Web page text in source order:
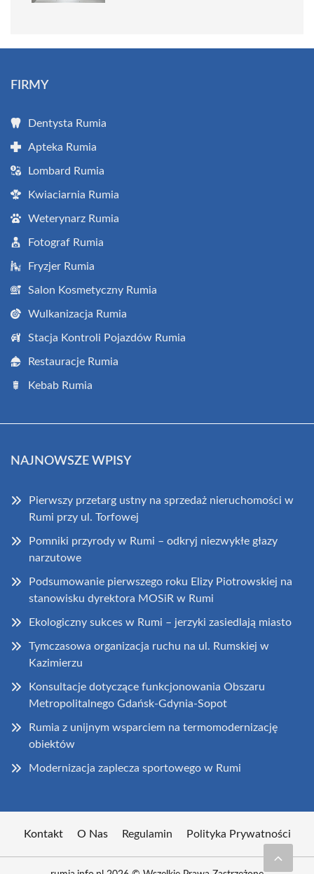
FIRMY
Dentysta Rumia
Apteka Rumia
Lombard Rumia
Kwiaciarnia Rumia
Weterynarz Rumia
Fotograf Rumia
Fryzjer Rumia
Salon Kosmetyczny Rumia
Wulkanizacja Rumia
Stacja Kontroli Pojazdów Rumia
Restauracje Rumia
Kebab Rumia
NAJNOWSZE WPISY
Pierwszy przetarg ustny na sprzedaż nieruchomości w
Rumi przy ul. Torfowej
Pomniki przyrody w Rumi – odkryj niezwykłe głazy
narzutowe
Podsumowanie pierwszego roku Elizy Piotrowskiej na
stanowisku dyrektora MOSiR w Rumi
Ekologiczny sukces w Rumi – jerzyki zasiedlają miasto
Tymczasowa organizacja ruchu na ul. Rumskiej w
Kazimierzu
Konsultacje dotyczące funkcjonowania Obszaru
Metropolitalnego Gdańsk-Gdynia-Sopot
Rumia z unijnym wsparciem na termomodernizację
obiektów
Modernizacja zaplecza sportowego w Rumi
Kontakt O Nas Regulamin Polityka Prywatności